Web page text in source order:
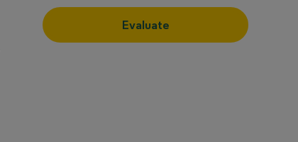
Evaluate